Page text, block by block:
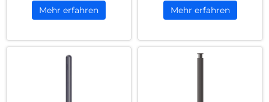
Mehr erfahren Mehr erfahren